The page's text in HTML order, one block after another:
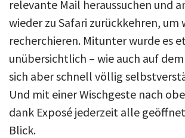
relevante Mail heraussuchen und
wieder zu Safari zurückkehren, um
recherchieren. Mitunter wurde es
unübersichtlich – wie auch auf
sich aber schnell völlig
Und mit einer Wischgeste nach
dank Exposé jederzeit alle
Blick.